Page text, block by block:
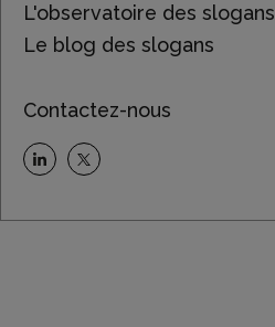
L'observatoire des slogans
Le blog des slogans
Contactez-nous